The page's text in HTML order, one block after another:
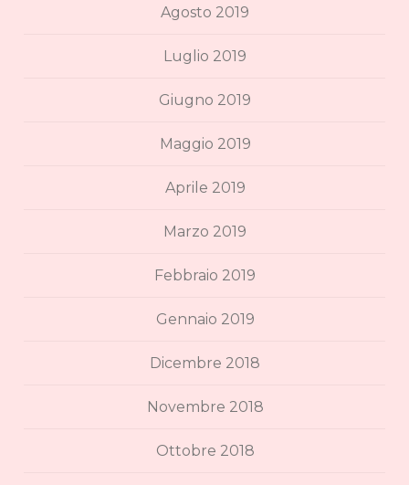
Agosto 2019
Luglio 2019
Giugno 2019
Maggio 2019
Aprile 2019
Marzo 2019
Febbraio 2019
Gennaio 2019
Dicembre 2018
Novembre 2018
Ottobre 2018